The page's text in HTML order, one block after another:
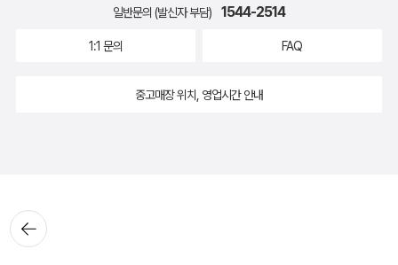
뒤로가
기
일반문의 (발신자 부담) 1544-2514
1:1 문의 FAQ
중고매장 위치, 영업시간 안내